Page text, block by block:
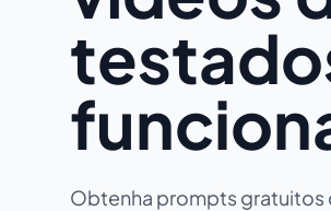
Obtenha prompts gratuitos